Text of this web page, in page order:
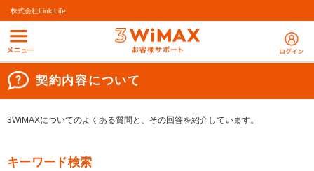
株式会社Link Life
契約内容について
3WiMAXについてのよくある質問と、その回答を紹介しています。
キーワード検索